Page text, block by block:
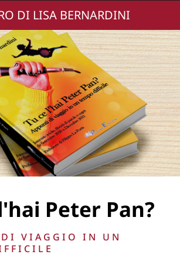
135
modificare, immagini e testi del sito, a
propria discrezione.
DI LISA BERNARDINI
Peter Pan?
VIAGGIO IN UN